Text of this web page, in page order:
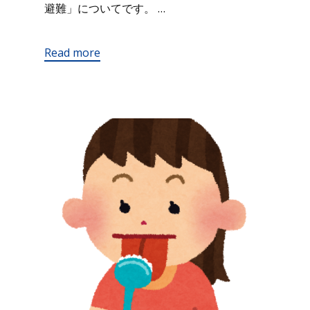
避難」についてです。 …
Read more